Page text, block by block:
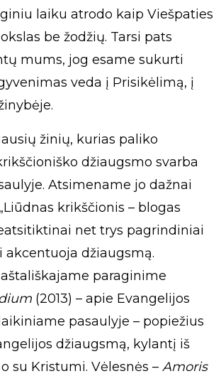
laiku atrodo kaip Viešpaties
be žodžių. Tarsi pats
mums, jog esame sukurti
veda į Prisikėlimą, į
žinių, kurias paliko
džiaugsmo svarba
Atsimename jo dažnai
krikščionis – blogas
net trys pagrindiniai
džiaugsmą.
paraginime
(2013) – apie Evangelijos
pasaulyje – popiežius
džiaugsmą, kylantį iš
su Kristumi. Vėlesnės – Amoris